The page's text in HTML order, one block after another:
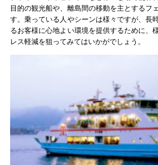
目的の観光船や、離島間の移動を主とするフ
す。乗っている人やシーンは様々ですが、長
るお客様に心地よい環境を提供するために、
レス軽減を狙ってみてはいかがでしょう。